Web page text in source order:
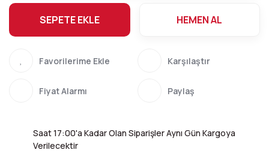
SEPETE EKLE HEMEN AL
Karşılaştır
Fiyat Alarmı Paylaş
Saat 17:00'a Kadar Olan Siparişler Aynı Gün Kargoya
Verilecektir